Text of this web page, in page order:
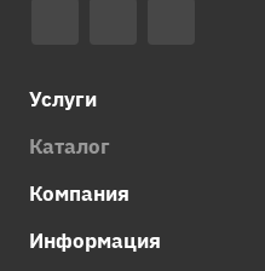
Услуги
Каталог
Компания
Информация